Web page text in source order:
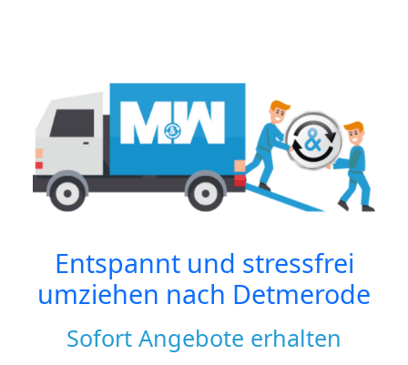
Entspannt und stressfrei
umziehen nach Detmerode
Sofort Angebote erhalten